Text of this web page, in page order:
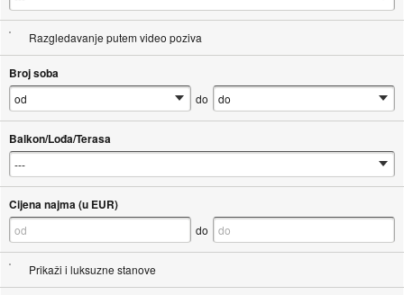
Razgledavanje putem video poziva
Broj soba
do
Balkon/Lođa/Terasa
Cijena najma (u EUR)
do
Prikaži i luksuzne stanove